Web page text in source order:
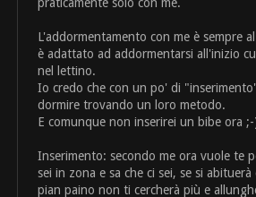
L'addormentamento con me è sempre
è adattato ad addormentarsi all'inizio
nel lettino.
Io credo che con un po' di
dormire trovando un loro metodo.
E comunque non inserirei un bibe ora ;-
Inserimento: secondo me ora vuole te
sei in zona e sa che ci sei, se si
pian paino non ti cercherà più e